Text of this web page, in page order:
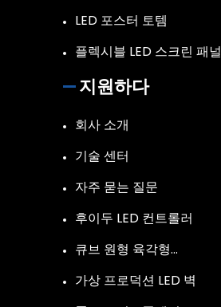
LED 포스터 토템
플렉시블 LED 스크린 패널
지원하다
회사 소개
기술 센터
자주 묻는 질문
후이두 LED 컨트롤러
큐브 원형 육각형…
가상 프로덕션 LED 벽